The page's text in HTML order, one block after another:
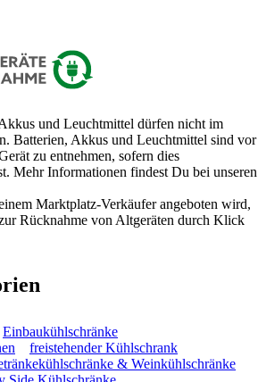
und Leuchtmittel dürfen nicht im
Batterien, Akkus und Leuchtmittel sind vor
zu entnehmen, sofern dies
Mehr Informationen findest Du bei unseren
Marktplatz-Verkäufer angeboten wird,
Rücknahme von Altgeräten durch Klick
Einbaukühlschränke
freistehender Kühlschrank
& Weinkühlschränke